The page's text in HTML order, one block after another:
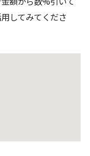
してみてくださ